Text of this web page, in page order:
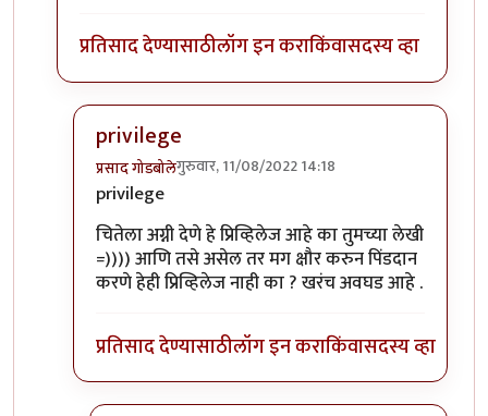
प्रतिसाद देण्यासाठीलॉग इन कराकिंवासदस्य व्हा
privilege
प्रसाद गोडबोलेगुरुवार, 11/08/2022 14:18
In reply to
privilege
चितेला अग्नी देणे हे प्रिव्हिलेज आहे का तुमच्या लेखी
=)))) आणि तसे असेल तर मग क्षौर करुन पिंडदान
करणे हेही प्रिव्हिलेज नाही का ? खरंच अवघड आहे .
प्रतिसाद देण्यासाठीलॉग इन कराकिंवासदस्य व्हा